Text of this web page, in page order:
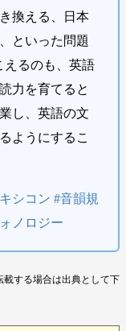
換える、日本
といった問題
えるのも、英語
力を育てると
し、英語の文
ようにするこ
シコン #音韻規
ノロジー
する場合は出典として下